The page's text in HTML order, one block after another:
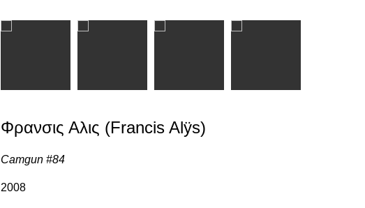
Φρανσις Αλις (Francis Alÿs)
Camgun #84
2008